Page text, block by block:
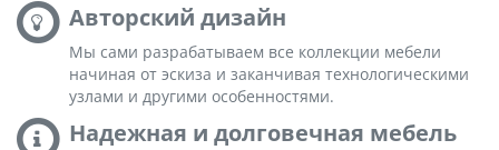
Авторский дизайн
Мы сами разрабатываем все коллекции мебели
начиная от эскиза и заканчивая технологическими
узлами и другими особенностями.
Надежная и долговечная мебель